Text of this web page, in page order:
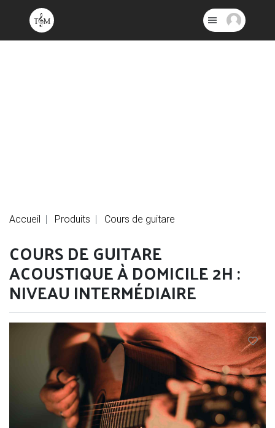
Accueil Produits Cours de guitare
COURS DE GUITARE
ACOUSTIQUE À DOMICILE 2H :
NIVEAU INTERMÉDIAIRE